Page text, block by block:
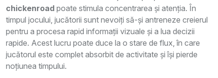
chickenroad poate stimula concentrarea și atenția. În
timpul jocului, jucătorii sunt nevoiți să-și antreneze creierul
pentru a procesa rapid informații vizuale și a lua decizii
rapide. Acest lucru poate duce la o stare de flux, în care
jucătorul este complet absorbit de activitate și își pierde
noțiunea timpului.